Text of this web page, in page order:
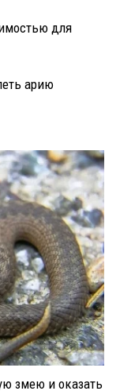
для
арию
змею и оказать